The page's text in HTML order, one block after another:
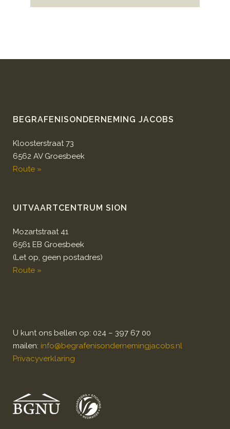
BEGRAFENISONDERNEMING JACOBS
Kloosterstraat 73
6562 AV Groesbeek
Route »
UITVAARTCENTRUM SION
Mozartstraat 41
6561 EB Groesbeek
(Let op, geen postadres)
Route »
U kunt ons bellen op: 024 – 397 67 00
mailen: info@begrafenisondernemingjacobs.nl
Privacyverklaring